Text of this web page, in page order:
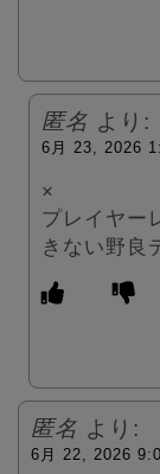
匿名 より:
6月 23, 2026
×
プレイヤー
きない野良
匿名 より:
6月 22, 2026